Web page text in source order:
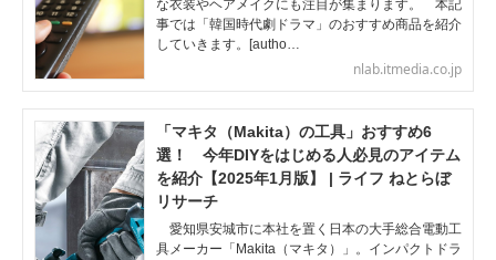
な衣装やヘアメイクにも注目が集まります。 本記
事では「韓国時代劇ドラマ」のおすすめ商品を紹介
していきます。[autho…
nlab.itmedia.co.jp
「マキタ（Makita）の工具」おすすめ6
選！ 今年DIYをはじめる人必見のアイテム
を紹介【2025年1月版】 | ライフ ねとらぼ
リサーチ
愛知県安城市に本社を置く日本の大手総合電動工
具メーカー「Makita（マキタ）」。インパクトドラ